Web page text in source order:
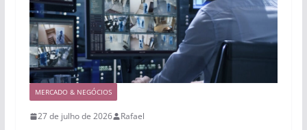
MERCADO & NEGÓCIOS
27 de julho de 2026 Rafael